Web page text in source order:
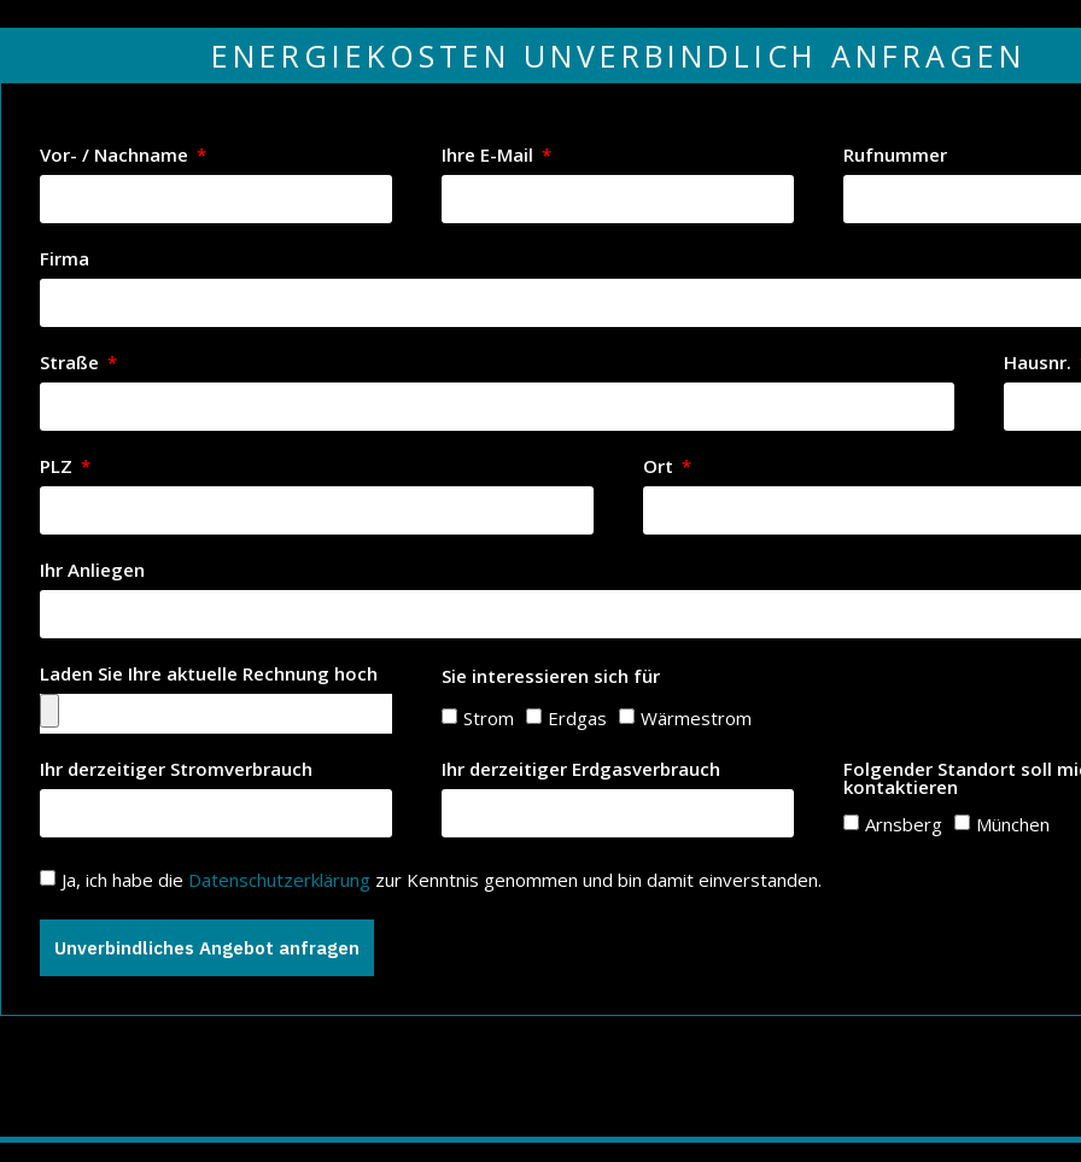
ENERGIEKOSTEN UNVERBINDLICH ANFRAGEN
Vor- / Nachname Ihre E-Mail Rufnummer
Firma
Straße Hausnr.
PLZ Ort
Ihr Anliegen
Laden Sie Ihre aktuelle Rechnung hoch
Sie interessieren sich für
Strom
Erdgas Wärmestrom
Ihr derzeitiger Stromverbrauch Ihr derzeitiger Erdgasverbrauch Folgender Standort soll
kontaktieren
Arnsberg
München
Ja, ich habe die Datenschutzerklärung zur Kenntnis genommen und bin damit einverstanden.
Unverbindliches Angebot anfragen